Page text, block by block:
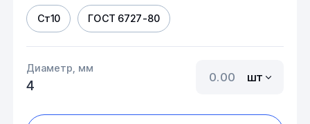
Ст10 ГОСТ 6727-80
Диаметр, мм
4
шт